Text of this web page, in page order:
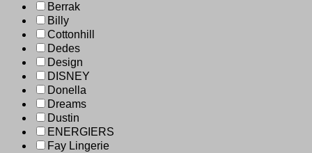
Berrak
Billy
Cottonhill
Dedes
Design
DISNEY
Donella
Dreams
Dustin
ENERGIERS
Fay Lingerie